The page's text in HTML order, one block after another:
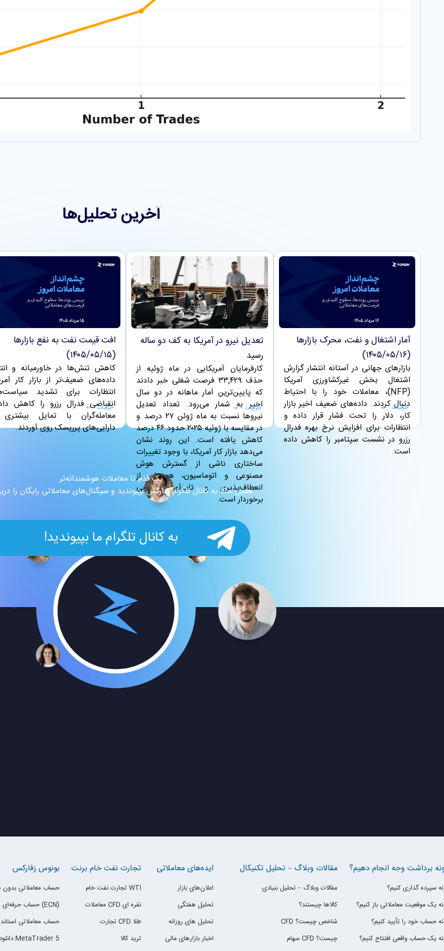
آخرین تحلیل‌ها
آمار اشتغال و نفت، محرک بازارها
(۱۴۰۵/۰۵/۱۶)
بازارهای جهانی در آستانه انتشار گزارش
اشتغال بخش غیرکشاورزی آمریکا
(NFP)، معاملات خود را با احتیاط
دنبال کردند. داده‌های ضعیف اخیر بازار
کار، دلار را تحت فشار قرار داده و
انتظارات برای افزایش نرخ بهره فدرال
رزرو در نشست سپتامبر را کاهش داده
است.
جزئیات
تعدیل نیرو در آمریکا به کف دو ساله
رسید
کارفرمایان آمریکایی در ماه ژوئیه از
حذف ۳۳,۴۲۹ فرصت شغلی خبر دادند
که پایین‌ترین آمار ماهانه در دو سال
اخیر به شمار می‌رود. تعداد تعدیل
نیروها نسبت به ماه ژوئن ۲۷ درصد و
در مقایسه با ژوئیه ۲۰۲۵ حدود ۴۶ درصد
کاهش یافته است. این روند نشان
می‌دهد بازار کار آمریکا، با وجود تغییرات
ساختاری ناشی از گسترش هوش
مصنوعی و اتوماسیون، همچنان از
انعطاف‌پذیری و تاب‌آوری بالایی
برخوردار است.
جزئیات
افت قیمت نفت به نفع بازارها
(۱۴۰۵/۰۵/۱۵)
کاهش تنش‌ها در خاورمیانه و
داده‌های ضعیف‌تر از بازار کار
انتظارات برای تشدید
انقباضی فدرال رزرو را کاهش
معامله‌گران با تمایل
دارایی‌های پرریسک روی آوردند.
جزئیات
یک قدم تا معاملات هوشمندانه‌تر
همین حالا به کانال تلگرام زفارکس بپیوندید و سیگنال‌های معاملاتی رایگان را
به کانال تلگرام ما بپیوندید!
بونوس زفارکس
حساب معاملاتی
حساب حرفه‌ای (ECN)
حساب معاملاتی
دانلود MetaTrader 5
تجارت نفت خام برنت
تجارت نفت خام WTI
معاملات CFD نقره ای
تجارت CFD طلا
ترید کالا
ایده‌های معاملاتی
اعلان‌های بازار
تحلیل هفتگی
تحلیل های روزانه
اخبار بازارهای مالی
مقالات وبلاگ – تحلیل تکنیکال
مقالات وبلاگ – تحلیل بنیادی
کالاها چیستند؟
CFD شاخص چیست؟
سهام CFD چیست؟
برداشت وجه انجام دهیم؟
سپرده گذاری کنیم؟
یک موقعیت معاملاتی باز کنیم؟
حساب خود را تأیید کنیم؟
یک حساب واقعی افتتاح کنیم؟